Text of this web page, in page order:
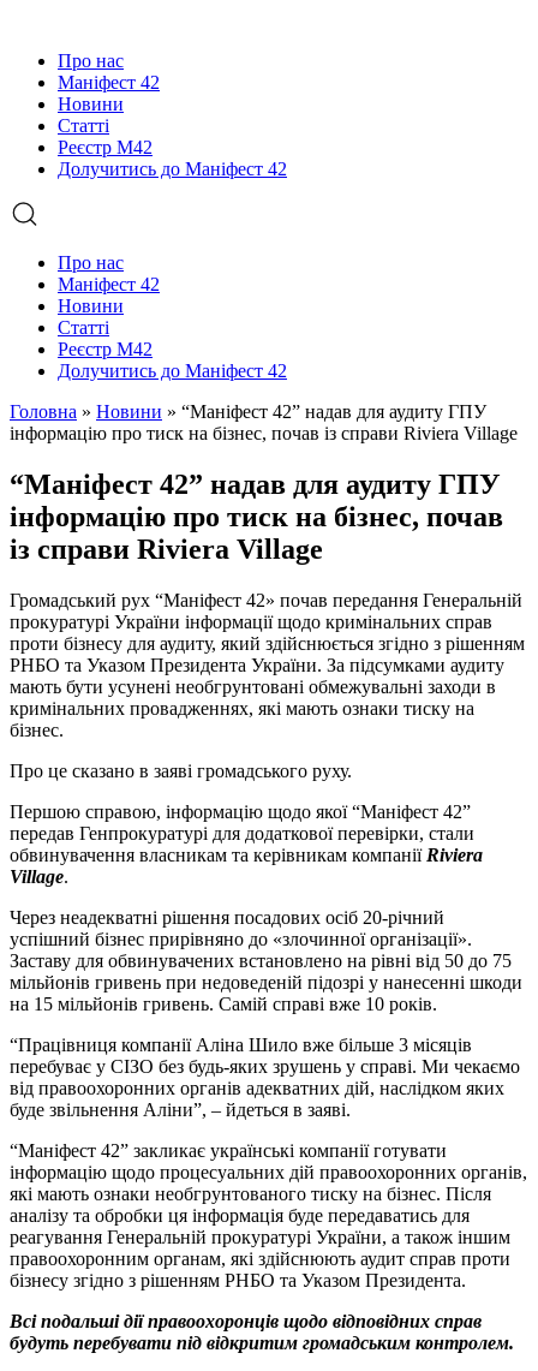
Про нас
Маніфест 42
Новини
Статті
Реєстр М42
Долучитись до Маніфест 42
Про нас
Маніфест 42
Новини
Статті
Реєстр М42
Долучитись до Маніфест 42
Головна » Новини » “Маніфест 42” надав для аудиту ГПУ
інформацію про тиск на бізнес, почав із справи Riviera Village
“Маніфест 42” надав для аудиту ГПУ
інформацію про тиск на бізнес, почав
із справи Riviera Village
Громадський рух “Маніфест 42» почав передання Генеральній
прокуратурі України інформації щодо кримінальних справ
проти бізнесу для аудиту, який здійснюється згідно з рішенням
РНБО та Указом Президента України. За підсумками аудиту
мають бути усунені необгрунтовані обмежувальні заходи в
кримінальних провадженнях, які мають ознаки тиску на
бізнес.
Про це сказано в заяві громадського руху.
Першою справою, інформацію щодо якої “Маніфест 42”
передав Генпрокуратурі для додаткової перевірки, стали
обвинувачення власникам та керівникам компанії Riviera
Village.
Через неадекватні рішення посадових осіб 20-річний
успішний бізнес прирівняно до «злочинної організації».
Заставу для обвинувачених встановлено на рівні від 50 до 75
мільйонів гривень при недоведеній підозрі у нанесенні шкоди
на 15 мільйонів гривень. Самій справі вже 10 років.
“Працівниця компанії Аліна Шило вже більше 3 місяців
перебуває у СІЗО без будь-яких зрушень у справі. Ми чекаємо
від правоохоронних органів адекватних дій, наслідком яких
буде звільнення Аліни”, – йдеться в заяві.
“Маніфест 42” закликає українські компанії готувати
інформацію щодо процесуальних дій правоохоронних органів,
які мають ознаки необгрунтованого тиску на бізнес. Після
аналізу та обробки ця інформація буде передаватись для
реагування Генеральній прокуратурі України, а також іншим
правоохоронним органам, які здійснюють аудит справ проти
бізнесу згідно з рішенням РНБО та Указом Президента.
Всі подальші дії правоохоронців щодо відповідних справ
будуть перебувати під відкритим громадським контролем.